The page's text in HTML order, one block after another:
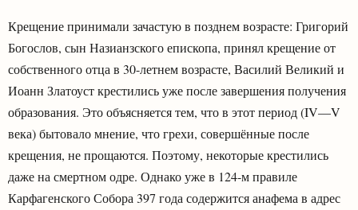
Крещение принимали зачастую в позднем возрасте: Григорий
Богослов, сын Назианзского епископа, принял крещение от
собственного отца в 30-летнем возрасте, Василий Великий и
Иоанн Златоуст крестились уже после завершения получения
образования. Это объясняется тем, что в этот период (IV—V
века) бытовало мнение, что грехи, совершённые после
крещения, не прощаются. Поэтому, некоторые крестились
даже на смертном одре. Однако уже в 124-м правиле
Карфагенского Собора 397 года содержится анафема в адрес